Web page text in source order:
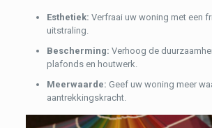
Esthetiek: Verfraai uw woning met een
uitstraling.
Bescherming: Verhoog de
plafonds en houtwerk.
Meerwaarde: Geef uw woning meer
aantrekkingskracht.